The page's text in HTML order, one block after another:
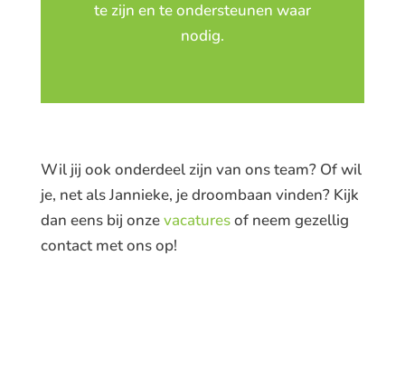
te zijn en te ondersteunen waar
nodig.
Wil jij ook onderdeel zijn van ons team? Of wil
je, net als Jannieke, je droombaan vinden? Kijk
dan eens bij onzevacaturesof neem gezellig
contact met ons op!